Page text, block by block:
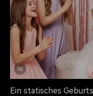
Ein statisches